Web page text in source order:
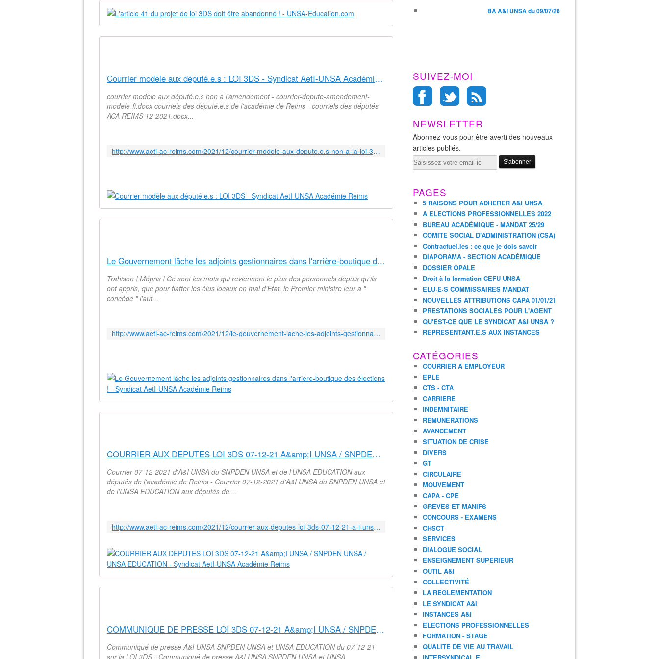
Courrier modèle aux député.e.s : LOI 3DS - Syndicat AetI-UNSA Académie Reims
courrier modèle aux député.e.s non à l'amendement - courrier-depute-amendement-
modele-fi.docx courriels des député.e.s de l'académie de Reims - courriels des députés
ACA REIMS 12-2021.docx...
http://www.aeti-ac-reims.com/2021/12/courrier-modele-aux-depute.e.s-non-a-la-loi-3ds.html
Le Gouvernement lâche les adjoints gestionnaires dans l'arrière-boutique des élections ! - Syndicat AetI-UNSA Académie Reims
Trahison ! Mépris ! Ce sont les mots qui reviennent le plus des personnels depuis qu'ils
ont appris, que pour flatter les élus locaux en mal d'Etat, le Premier ministre leur a "
concédé " l'aut...
http://www.aeti-ac-reims.com/2021/12/le-gouvernement-lache-les-adjoints-gestionnaires-dans-l-arriere-boutique-des-elections.html
COURRIER AUX DEPUTES LOI 3DS 07-12-21 A&amp;I UNSA / SNPDEN UNSA / UNSA EDUCATION - Syndicat AetI-UNSA Académie Reims
Courrier 07-12-2021 d'A&I UNSA du SNPDEN UNSA et de l'UNSA EDUCATION aux
députés de l'académie de Reims - Courrier 07-12-2021 d'A&I UNSA du SNPDEN UNSA et
de l'UNSA EDUCATION aux députés de ...
http://www.aeti-ac-reims.com/2021/12/courrier-aux-deputes-loi-3ds-07-12-21-a-i-unsa/snpden-unsa/unsa-education.html
COMMUNIQUE DE PRESSE LOI 3DS 07-12-21 A&amp;I UNSA / SNPDEN UNSA / UNSA EDUCATION - Syndicat AetI-UNSA Académie Reims
Communiqué de presse A&I UNSA SNPDEN UNSA et UNSA EDUCATION du 07-12-21
sur la LOI 3DS - Communiqué de presse A&I UNSA SNPDEN UNSA et UNSA
BA A&I UNSA du 09/07/26
SUIVEZ-MOI
NEWSLETTER
Abonnez-vous pour être averti des nouveaux
articles publiés.
Email
PAGES
5 RAISONS POUR ADHERER A&I UNSA
A ELECTIONS PROFESSIONNELLES 2022
BUREAU ACADÉMIQUE - MANDAT 25/29
COMITE SOCIAL D'ADMINISTRATION (CSA)
Contractuel.les : ce que je dois savoir
DIAPORAMA - SECTION ACADÉMIQUE
DOSSIER OPALE
Droit à la formation CEFU UNSA
ELU·E·S COMMISSAIRES MANDAT
NOUVELLES ATTRIBUTIONS CAPA 01/01/21
PRESTATIONS SOCIALES POUR L'AGENT
QU'EST-CE QUE LE SYNDICAT A&I UNSA ?
REPRÉSENTANT.E.S AUX INSTANCES
CATÉGORIES
COURRIER A EMPLOYEUR
EPLE
CTS - CTA
CARRIERE
INDEMNITAIRE
REMUNERATIONS
AVANCEMENT
SITUATION DE CRISE
DIVERS
GT
CIRCULAIRE
MOUVEMENT
CAPA - CPE
GREVES ET MANIFS
CONCOURS - EXAMENS
CHSCT
SERVICES
DIALOGUE SOCIAL
ENSEIGNEMENT SUPERIEUR
OUTIL A&I
COLLECTIVITÉ
LA REGLEMENTATION
LE SYNDICAT A&I
INSTANCES A&I
ELECTIONS PROFESSIONNELLES
FORMATION - STAGE
QUALITE DE VIE AU TRAVAIL